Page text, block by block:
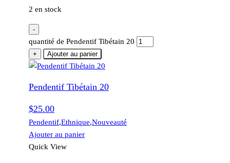
2 en stock
-
quantité de Pendentif Tibétain 20
+ Ajouter au panier
Pendentif Tibétain 20
$25.00
Pendentif,Ethnique,Nouveauté
Ajouter au panier
Quick View